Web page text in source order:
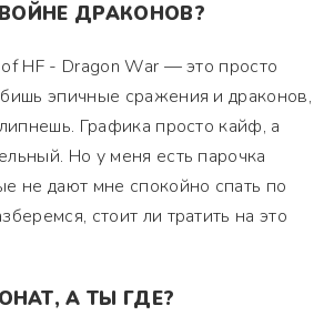
ДРАКОНОВ?
HF - Dragon War — это просто
эпичные сражения и драконов,
Графика просто кайф, а
Но у меня есть парочка
не дают мне спокойно спать по
стоит ли тратить на это
А ТЫ ГДЕ?